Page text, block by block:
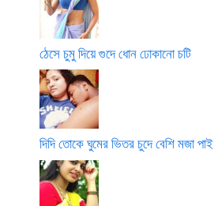
ঠেসে চুমু দিয়ে গুদে ধোন ঢোকানো চটি
দিদি তোকে ঘুমের ভিতর চুদে বেশি মজা পাই